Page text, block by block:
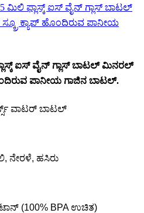
ಐಸ್ ವೈನ್ ಗ್ಲಾಸ್ ಬಾಟಲ್ ಮಿನರಲ್
ಪಾನೀಯ ಗಾಜಿನ ಬಾಟಲ್.
ವಾಟರ್ ಬಾಟಲ್
ನೇರಳೆ, ಹಸಿರು
(100% BPA ಉಚಿತ)